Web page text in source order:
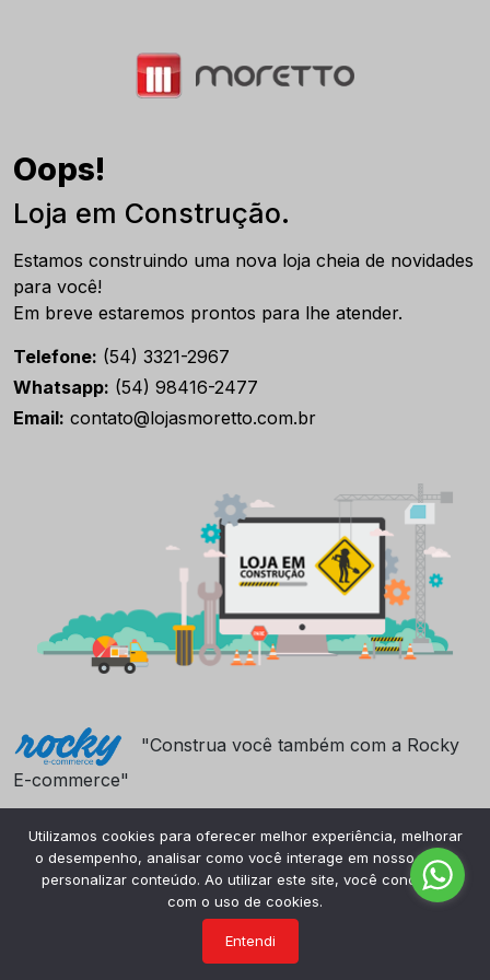
Oops!
Loja em Construção.
Estamos construindo uma nova loja cheia de novidades
para você!
Em breve estaremos prontos para lhe atender.
Telefone: (54) 3321-2967
Whatsapp: (54) 98416-2477
Email: contato@lojasmoretto.com.br
"Construa você também com a Rocky
E-commerce"
Utilizamos cookies para oferecer melhor experiência, melhorar
o desempenho, analisar como você interage em nosso site e
personalizar conteúdo. Ao utilizar este site, você concorda
com o uso de cookies.
Entendi